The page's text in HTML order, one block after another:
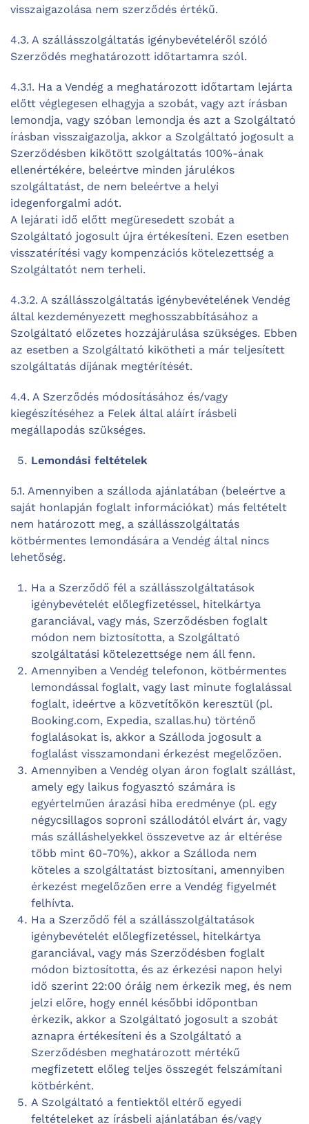
visszaigazolása nem szerződés értékű.
4.3. A szállásszolgáltatás igénybevételéről szóló
Szerződés meghatározott időtartamra szól.
4.3.1. Ha a Vendég a meghatározott időtartam lejárta
előtt véglegesen elhagyja a szobát, vagy azt írásban
lemondja, vagy szóban lemondja és azt a Szolgáltató
írásban visszaigazolja, akkor a Szolgáltató jogosult a
Szerződésben kikötött szolgáltatás 100%-ának
ellenértékére, beleértve minden járulékos
szolgáltatást, de nem beleértve a helyi
idegenforgalmi adót.
A lejárati idő előtt megüresedett szobát a
Szolgáltató jogosult újra értékesíteni. Ezen esetben
visszatérítési vagy kompenzációs kötelezettség a
Szolgáltatót nem terheli.
4.3.2. A szállásszolgáltatás igénybevételének Vendég
által kezdeményezett meghosszabbításához a
Szolgáltató előzetes hozzájárulása szükséges. Ebben
az esetben a Szolgáltató kikötheti a már teljesített
szolgáltatás díjának megtérítését.
4.4. A Szerződés módosításához és/vagy
kiegészítéséhez a Felek által aláírt írásbeli
megállapodás szükséges.
Lemondási feltételek
5.1. Amennyiben a szálloda ajánlatában (beleértve a
saját honlapján foglalt információkat) más feltételt
nem határozott meg, a szállásszolgáltatás
kötbérmentes lemondására a Vendég által nincs
lehetőség.
Ha a Szerződő fél a szállásszolgáltatások
igénybevételét előlegfizetéssel, hitelkártya
garanciával, vagy más, Szerződésben foglalt
módon nem biztosította, a Szolgáltató
szolgáltatási kötelezettsége nem áll fenn.
Amennyiben a Vendég telefonon, kötbérmentes
lemondással foglalt, vagy last minute foglalással
foglalt, ideértve a közvetítőkön keresztül (pl.
Booking.com, Expedia, szallas.hu) történő
foglalásokat is, akkor a Szálloda jogosult a
foglalást visszamondani érkezést megelőzően.
Amennyiben a Vendég olyan áron foglalt szállást,
amely egy laikus fogyasztó számára is
egyértelműen árazási hiba eredménye (pl. egy
négycsillagos soproni szállodától elvárt ár, vagy
más szálláshelyekkel összevetve az ár eltérése
több mint 60-70%), akkor a Szálloda nem
köteles a szolgáltatást biztosítani, amennyiben
érkezést megelőzően erre a Vendég figyelmét
felhívta.
Ha a Szerződő fél a szállásszolgáltatások
igénybevételét előlegfizetéssel, hitelkártya
garanciával, vagy más Szerződésben foglalt
módon biztosította, és az érkezési napon helyi
idő szerint 22:00 óráig nem érkezik meg, és nem
jelzi előre, hogy ennél későbbi időpontban
érkezik, akkor a Szolgáltató jogosult a szobát
aznapra értékesíteni és a Szolgáltató a
Szerződésben meghatározott mértékű
megfizetett előleg teljes összegét felszámítani
kötbérként.
A Szolgáltató a fentiektől eltérő egyedi
feltételeket az írásbeli ajánlatában és/vagy